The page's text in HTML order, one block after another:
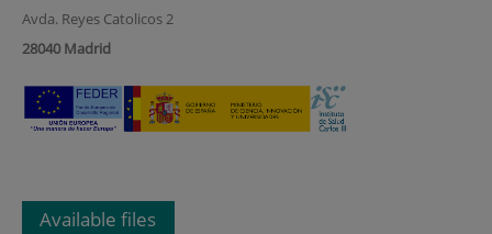
Avda. Reyes Catolicos 2
28040 Madrid
Available files